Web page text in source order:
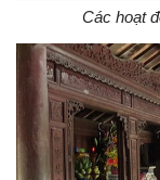
Các hoạt